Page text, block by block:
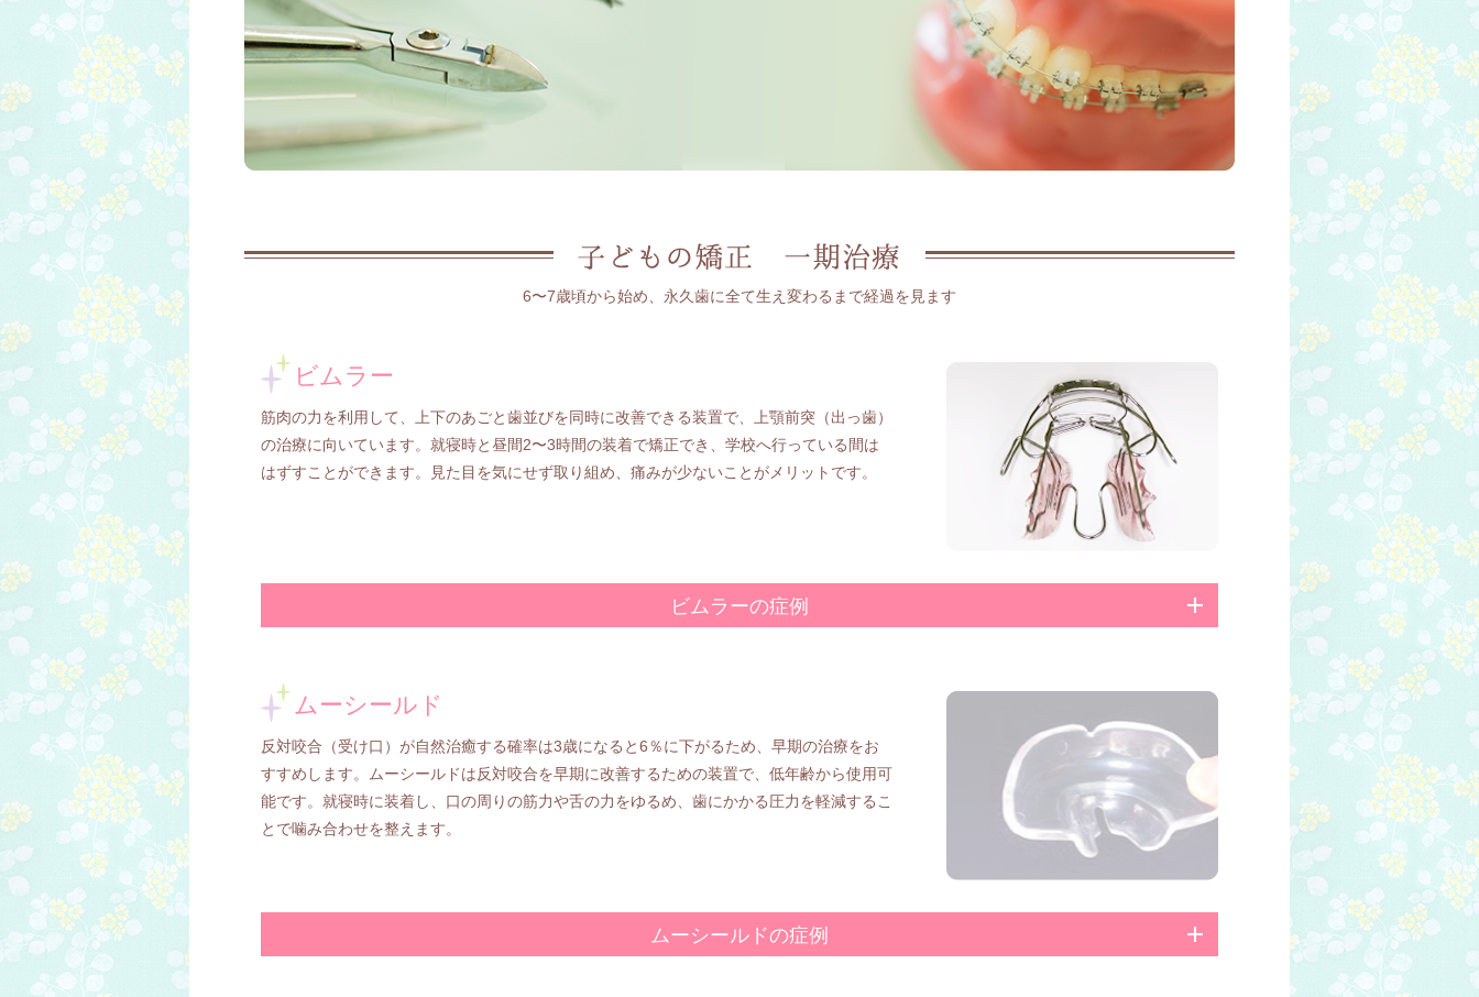
6〜7歳頃から始め、 永久歯に全て生え変わるまで経過を見ます
ビムラー
筋肉の力を利用して、上下のあごと歯並びを同時に改善できる装置で、上顎前突（出っ歯）
の治療に向いています。就寝時と昼間2〜3時間の装着で矯正でき、学校へ行っている間は
はずすことができます。見た目を気にせず取り組め、痛みが少ないことがメリットです。
ビムラーの症例
ムーシールド
反対咬合（受け口）が自然治癒する確率は3歳になると6％に下がるため、早期の治療をお
すすめします。ムーシールドは反対咬合を早期に改善するための装置で、低年齢から使用可
能です。就寝時に装着し、口の周りの筋力や舌の力をゆるめ、歯にかかる圧力を軽減するこ
とで噛み合わせを整えます。
ムーシールドの症例